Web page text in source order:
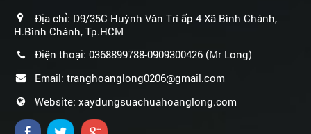
Địa chỉ: D9/35C Huỳnh Văn Trí ấp 4 Xã Bình Chánh,
H.Bình Chánh, Tp.HCM
Điện thoại: 0368899788-0909300426 (Mr Long)
Email: tranghoanglong0206@gmail.com
Website: xaydungsuachuahoanglong.com